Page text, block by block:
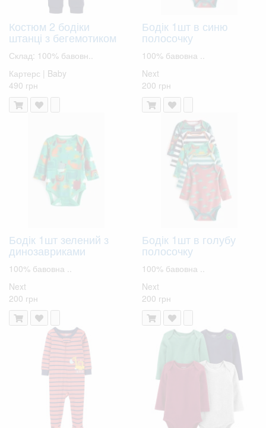
Костюм 2 бодіки
штанці з бегемотиком
Склад: 100% бавовн..
Картерс | Baby
490 грн
Бодік 1шт в синю
полосочку
100% бавовна ..
Next
200 грн
Бодік 1шт зелений з
динозавриками
100% бавовна ..
Next
200 грн
Бодік 1шт в голубу
полосочку
100% бавовна ..
Next
200 грн